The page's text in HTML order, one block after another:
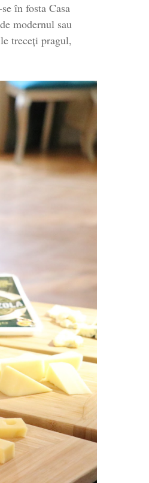
în fosta Casa
modernul sau
treceți pragul,